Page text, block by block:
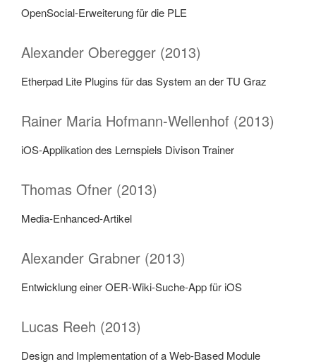
OpenSocial-Erweiterung für die PLE
Alexander Oberegger (2013)
Etherpad Lite Plugins für das System an der TU Graz
Rainer Maria Hofmann-Wellenhof (2013)
iOS-Applikation des Lernspiels Divison Trainer
Thomas Ofner (2013)
Media-Enhanced-Artikel
Alexander Grabner (2013)
Entwicklung einer OER-Wiki-Suche-App für iOS
Lucas Reeh (2013)
Design and Implementation of a Web-Based Module